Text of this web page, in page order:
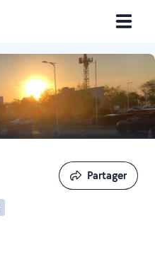
Partager
Partager